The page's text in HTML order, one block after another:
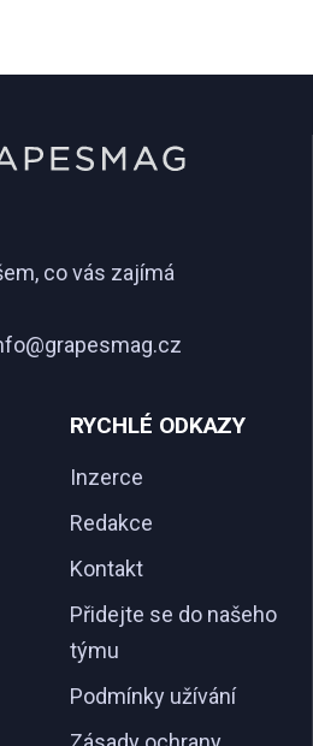
co vás zajímá
RYCHLÉ ODKAZY
Inzerce
Redakce
Kontakt
Přidejte se do našeho
týmu
Podmínky užívání